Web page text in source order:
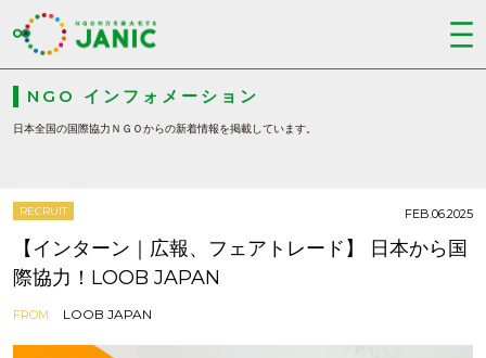
NGO インフォメーション
日本全国の国際協力ＮＧＯからの新着情報を掲載しています。
RECRUIT
【インターン｜広報、フェアトレード】 日本から国
際協力！LOOB JAPAN
FROM LOOB JAPAN
FEB.06.2025